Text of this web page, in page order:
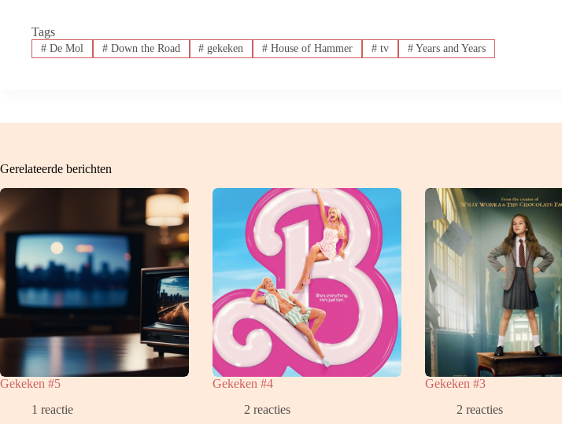
Tags
#De Mol #Down the Road # gekeken # House of Hammer # tv #Years and Years
Gerelateerde berichten
Gekeken #5
1 reactie
Gekeken #4
2 reacties
Gekeken #3
2 reacties